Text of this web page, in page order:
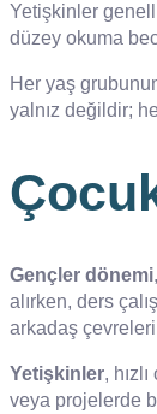
Yetişkinler
düzey okuma
Her yaş
yalnız değildir;
Gençler dönemi
alırken, ders
arkadaş
Yetişkinler,
veya projelerde